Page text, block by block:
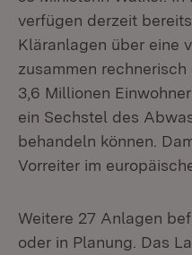
verfügen derzeit
Kläranlagen über eine
zusammen
3,6 Millionen
ein Sechstel des
behandeln können.
Vorreiter im
Weitere 27 Anlagen
oder in Planung. Das